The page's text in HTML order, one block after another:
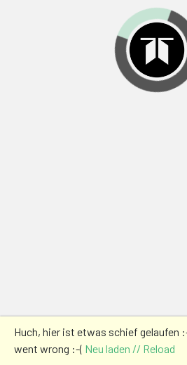
Huch, hier ist etwas schief gelaufen
went wrong :-( Neu laden // Reload